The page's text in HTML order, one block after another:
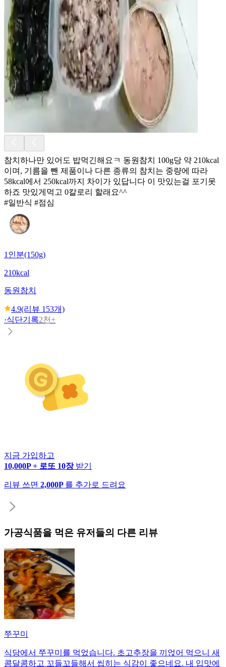
참치하나만 있어도 밥먹긴해요ㅋ 동원참치 100g당 약 210kcal
이며, 기름을 뺀 제품이나 다른 종류의 참치는 중량에 따라
58kcal에서 250kcal까지 차이가 있답니다 이 맛있는걸 포기못
하죠 맛있게먹고 0칼로리 할래요^^
#일반식 #점심
1인분(150g)
210kcal
동원 참치
4.9(리뷰 153개)
·식단기록2천+
지금 가입하고
10,000P + 로또 10장 받기
리뷰 쓰면 2,000P 를 추가로 드려요
가공식품을 먹은 유저들의 다른 리뷰
쭈꾸미
식당에서 쭈꾸미를 먹었습니다. 초고추장을 끼얹어 먹으니 새
콤달콤하고 꼬들꼬들해서 씹히는 식감이 좋으네요. 내 입맛에